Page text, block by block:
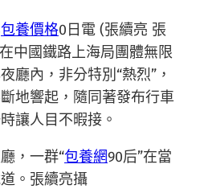
包養價格0日電 (張續亮 張
中國鐵路上海局團體無限
廳內，非分特別“熱烈”，
地響起，隨同著發布行車
讓人目不暇接。
，一群“包養網90后”在當
。張續亮攝